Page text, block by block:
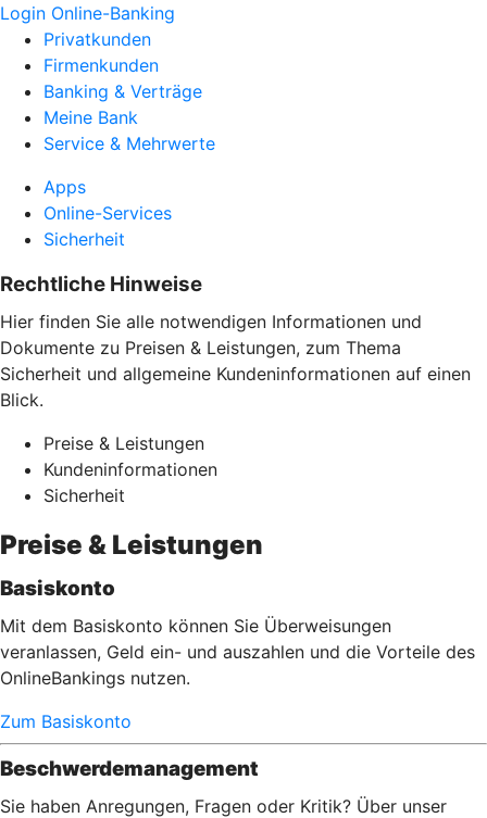
Login Online-Banking
Privatkunden
Firmenkunden
Banking & Verträge
Meine Bank
Service & Mehrwerte
Apps
Online-Services
Sicherheit
Rechtliche Hinweise
Hier finden Sie alle notwendigen Informationen und
Dokumente zu Preisen & Leistungen, zum Thema
Sicherheit und allgemeine Kundeninformationen auf einen
Blick.
Preise & Leistungen
Kundeninformationen
Sicherheit
Preise & Leistungen
Basiskonto
Mit dem Basiskonto können Sie Überweisungen
veranlassen, Geld ein- und auszahlen und die Vorteile des
OnlineBankings nutzen.
Zum Basiskonto
Beschwerdemanagement
Sie haben Anregungen, Fragen oder Kritik? Über unser